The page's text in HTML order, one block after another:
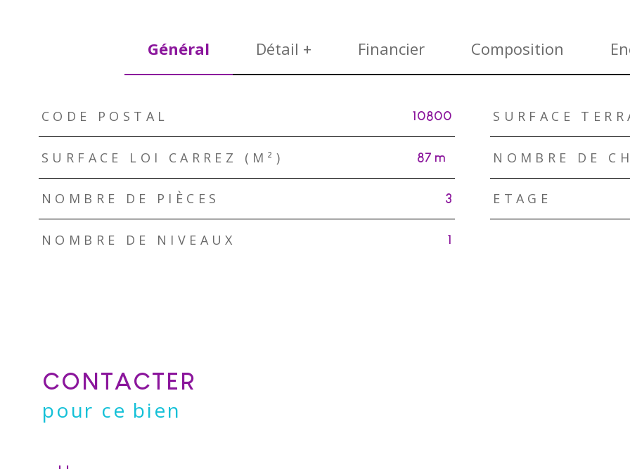
Général Détail + Financier Composition
TRAD_ZEPHYR_Caracteristique
CODE POSTAL 10800 SURFACE
SURFACE LOI CARREZ (M²) 87 m² NOMBRE DE
NOMBRE DE PIÈCES 3 ETAGE
NOMBRE DE NIVEAUX 1
CONTACTER
pour ce bien